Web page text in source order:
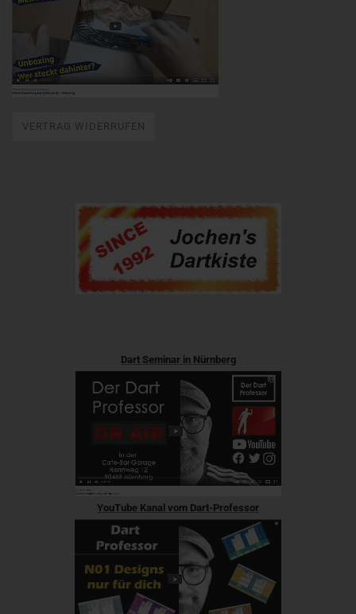
VERTRAG WIDERRUFEN
Dart Seminar in Nürnberg
YouTube Kanal vom Dart-Professor